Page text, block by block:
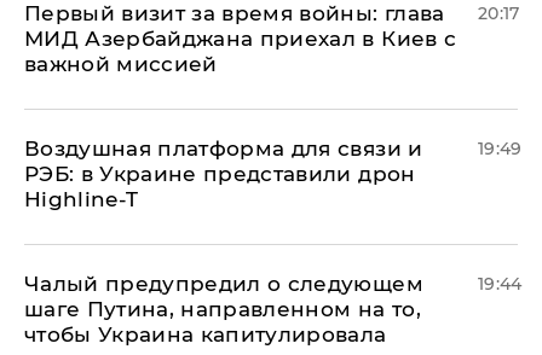
Первый визит за время войны: глава
МИД Азербайджана приехал в Киев с
важной миссией
20:17
Воздушная платформа для связи и
РЭБ: в Украине представили дрон
Highline-T
19:49
Чалый предупредил о следующем
шаге Путина, направленном на то,
чтобы Украина капитулировала
19:44